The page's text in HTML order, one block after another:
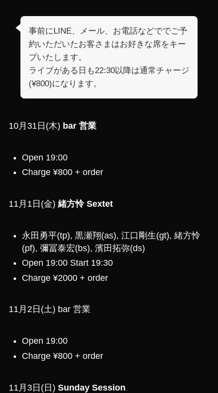
事前にLINE、メール、お電話などででご予
約いただいたお客さまはお好きな席をキー
プいたします。
ライブがある日も22:30以降は通常チャージ
(¥800)になります。
10月31日(木) bar 営業
Open 19:00
Charge ¥800 + order
11月1日(金) 緒方怜 Sextet
永田勇平(tp), 黒瀬翔(as), 江口剛生(gt), 緒方怜
(pf), 彌冨泰宏(bs), 濱田拓弥(ds)
Open 19:00 Start 19:30
Charge ¥2000 + order
11月2日(土) bar 営業
Open 19:00
Charge ¥800 + order
11月3日(日) Sunday Session